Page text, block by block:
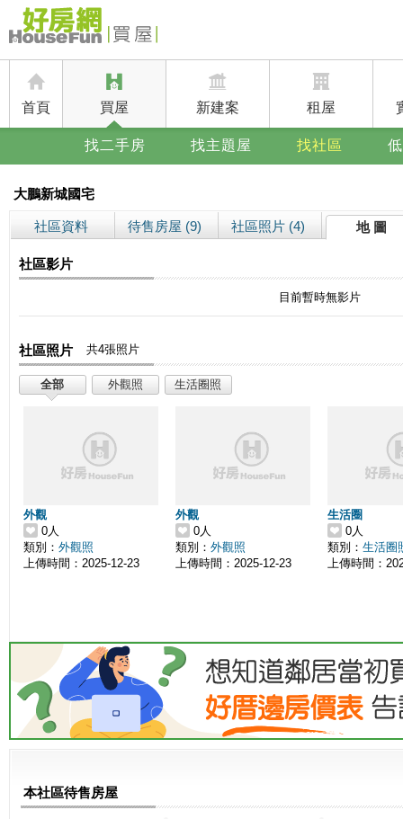
首頁 買屋 新建案 租屋
找二手房 找主題屋 找社區
大鵬新城國宅
社區資料 待售房屋 (9) 社區照片 (4) 地 圖
社區影片
目前暫時無影片
社區照片 共4張照片
全部 外觀照 生活圈照
外觀
0人
類別： 外觀照
上傳時間：2025-12-23
外觀
0人
類別： 外觀照
上傳時間：2025-12-23
生活圈
0人
類別： 生活圈
上傳時間：
本社區待售房屋